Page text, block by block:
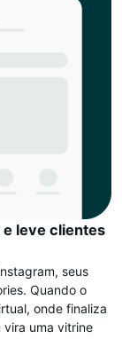
leve clientes
seus
Quando o
onde finaliza
vira uma vitrine